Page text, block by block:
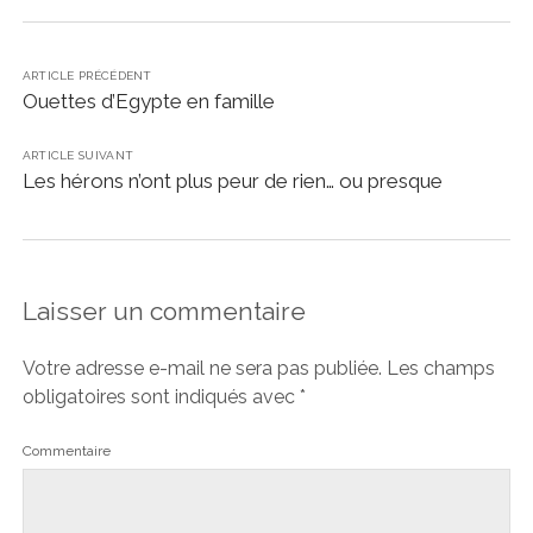
ARTICLE PRÉCÉDENT
Ouettes d’Egypte en famille
ARTICLE SUIVANT
Les hérons n’ont plus peur de rien… ou presque
Laisser un commentaire
Votre adresse e-mail ne sera pas publiée. Les champs
obligatoires sont indiqués avec *
Commentaire